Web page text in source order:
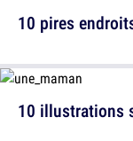
10 pires
10 illustrations